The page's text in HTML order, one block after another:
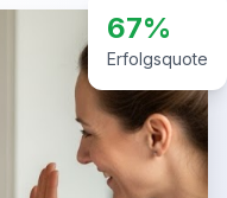
67%
Erfolgsquote